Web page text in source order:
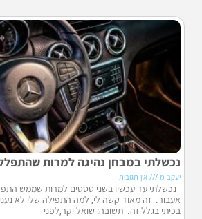
נכשלתי במבחן נהיגה למרות
יעקב מ אין תגובות
נכשלתי עד עכשיו בשני טסטים למרות שממש
אעבור. זה מאוד קשה לי, למה התפילה שלי לא
בכיתי בגלל זה. תשובה: שואל יקר,לפני